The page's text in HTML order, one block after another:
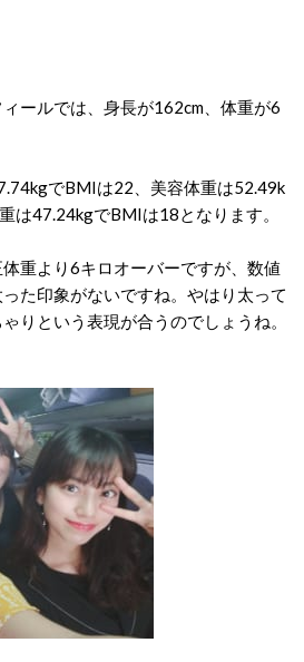
ールでは、身長が162cm、体重が6
でBMIは22、美容体重は52.49k
は47.24kgでBMIは18となります。
重より6キロオーバーですが、数値
た印象がないですね。やはり太って
りという表現が合うのでしょうね。